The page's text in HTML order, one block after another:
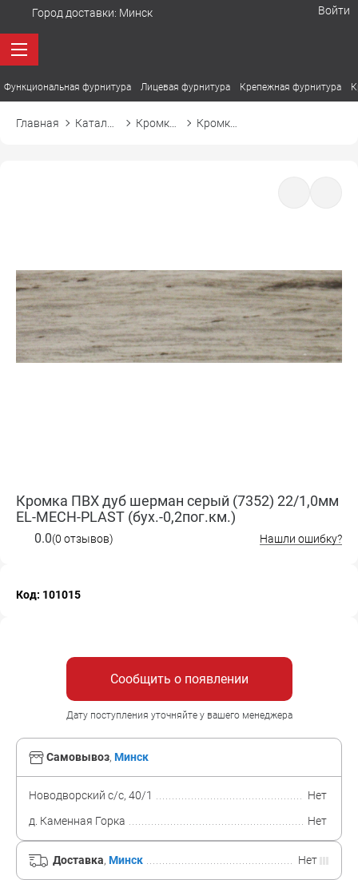
Город доставки: Минск Войти
Функциональная фурнитура Лицевая фурнитура Крепежная фурнитура
Главная
Кромка ПВХ дуб шерман серый (7352) 22/1,0мм
EL-MECH-PLAST (бух.-0,2пог.км.)
0.0(0 отзывов) Нашли ошибку?
Код: 101015
Сообщить о появлении
Дату поступления уточняйте у вашего менеджера
Самовывоз, Минск
Новодворский с/с, 40/1
Нет
д. Каменная Горка
Нет
Доставка, Минск Нет